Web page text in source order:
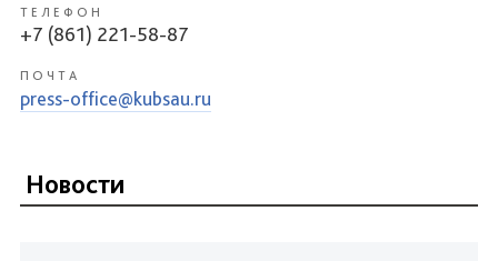
ТЕЛЕФОН
+7 (861) 221-58-87
ПОЧТА
press-office@kubsau.ru
Новости